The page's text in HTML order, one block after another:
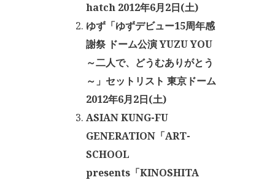
hatch 2012年6月2日(土)
ゆず「ゆずデビュー15周年感
謝祭 ドーム公演 YUZU YOU
～二人で、どうむありがとう
～」セットリスト 東京ドーム
2012年6月2日(土)
ASIAN KUNG-FU
GENERATION「ART-
SCHOOL
presents「KINOSHITA